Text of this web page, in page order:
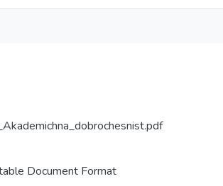
Document Format